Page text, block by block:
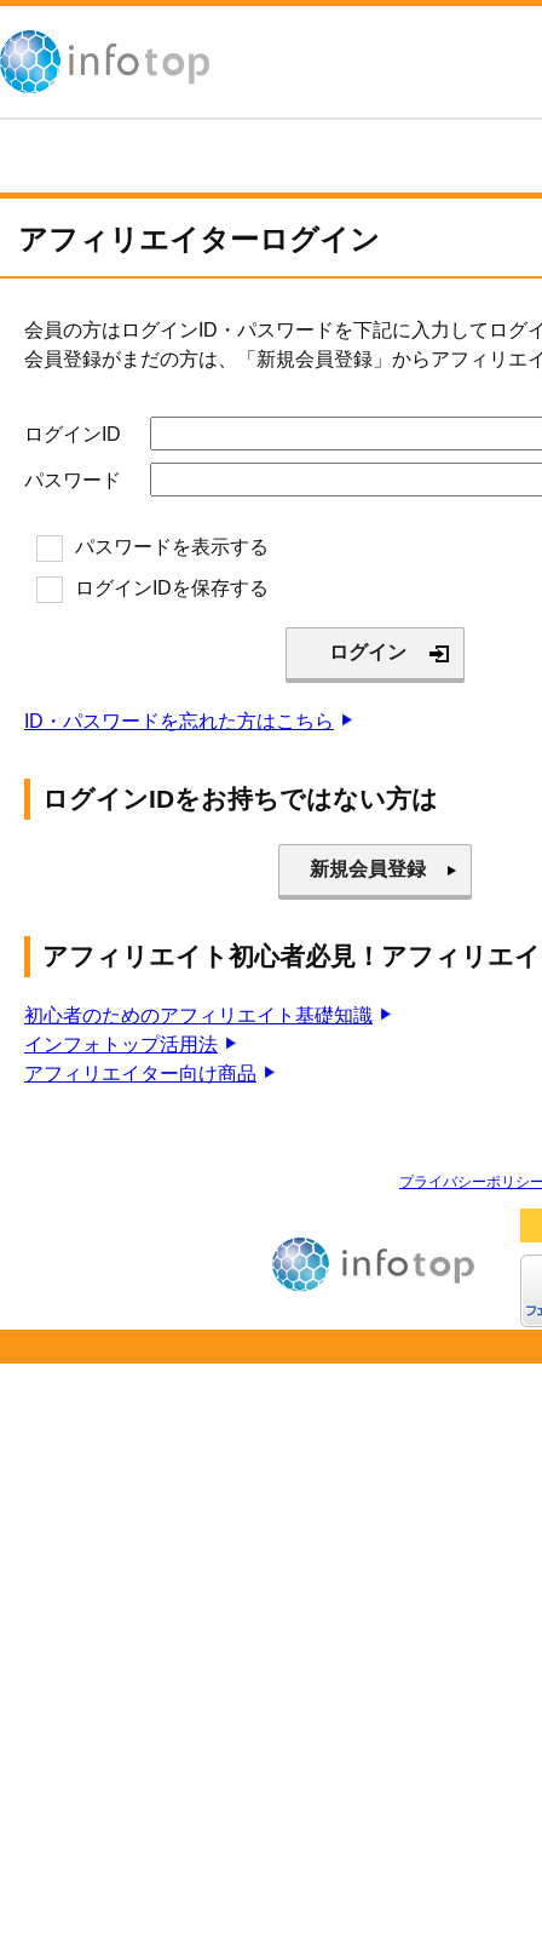
アフィリエイターログイン
会員の方はログインID・パスワードを下記に入力してログ
会員登録がまだの方は、「新規会員登録」からアフィリエ
ログインID
パスワード
パスワードを表示する
ログインIDを保存する
ID・パスワードを忘れた方はこちら
ログインIDをお持ちではない方は
アフィリエイト初心者必見！アフィリエ
初心者のためのアフィリエイト基礎知識
インフォトップ活用法
アフィリエイター向け商品
プライバシーポリシ